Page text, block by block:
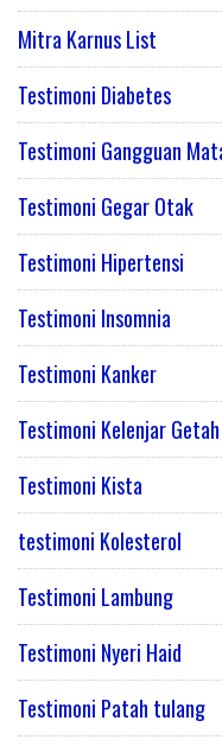
Mitra Karnus List
Testimoni Diabetes
Testimoni Gangguan
Testimoni Gegar Otak
Testimoni Hipertensi
Testimoni Insomnia
Testimoni Kanker
Testimoni Kelenjar
Testimoni Kista
testimoni Kolesterol
Testimoni Lambung
Testimoni Nyeri Haid
Testimoni Patah tulang